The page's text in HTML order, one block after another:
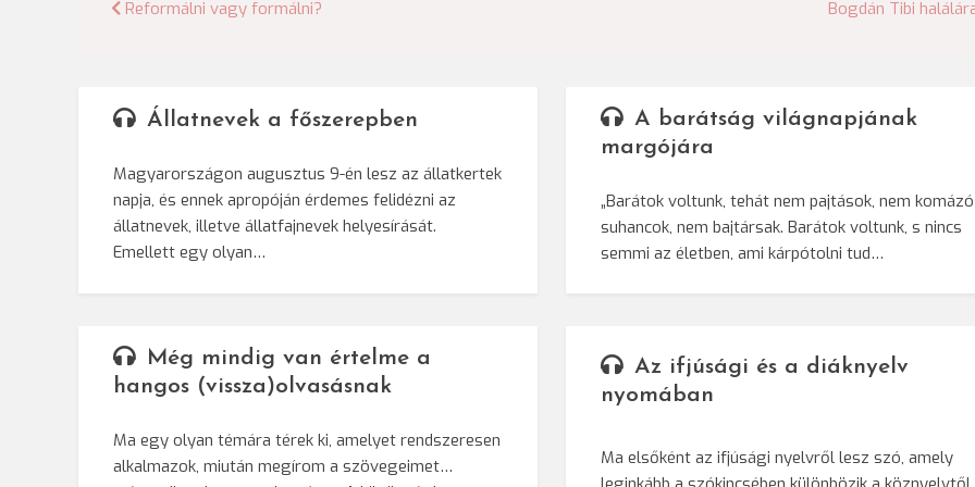
Bejegyzés
Reformálni vagy formálni? Bogdán Tibi
Állatnevek a főszerepben
Magyarországon augusztus 9-én lesz az állatkertek
napja, és ennek apropóján érdemes felidézni az
állatnevek, illetve állatfajnevek helyesírását.
Emellett egy olyan…
A barátság világnapjának
margójára
„Barátok voltunk, tehát nem pajtások, nem komázó
suhancok, nem bajtársak. Barátok voltunk, s nincs
semmi az életben, ami kárpótolni tud…
Még mindig van értelme a
hangos (vissza)olvasásnak
Ma egy olyan témára térek ki, amelyet rendszeresen
alkalmazok, miután megírom a szövegeimet…
Az ifjúsági és a diáknyelv
nyomában
Ma elsőként az ifjúsági nyelvről lesz szó, amely